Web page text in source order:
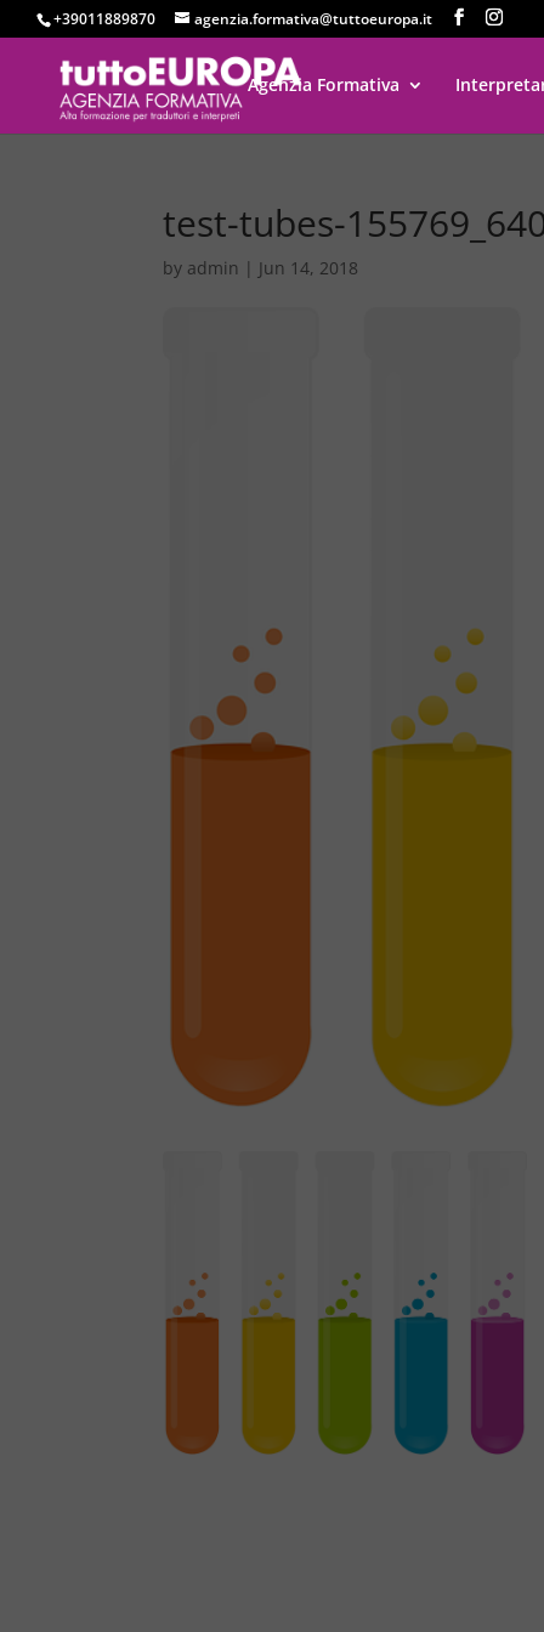
+39011889870 agenzia.formativa@tuttoeuropa.it
Agenzia Formativa
test-tubes-
by admin | Jun 14, 2018